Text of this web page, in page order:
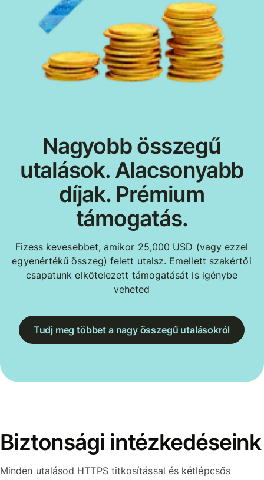
Nagyobb összegű
utalások. Alacsonyabb
díjak. Prémium
támogatás.
Fizess kevesebbet, amikor 25,000 USD (vagy ezzel
egyenértékű összeg) felett utalsz. Emellett szakértői
csapatunk elkötelezett támogatását is igénybe
veheted
Tudj meg többet a nagy összegű utalásokról
Biztonsági intézkedéseink
Minden utalásod HTTPS titkosítással és kétlépcsős